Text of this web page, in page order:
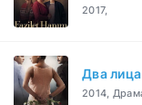
2017,
Два
2014,